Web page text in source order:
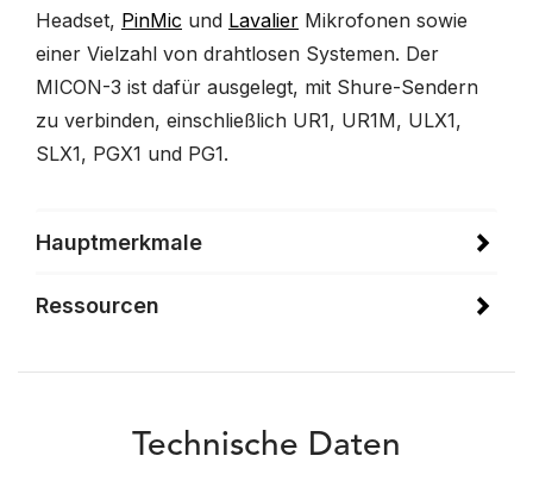
Headset, PinMic und Lavalier Mikrofonen sowie
einer Vielzahl von drahtlosen Systemen. Der
MICON-3 ist dafür ausgelegt, mit Shure-Sendern
zu verbinden, einschließlich UR1, UR1M, ULX1,
SLX1, PGX1 und PG1.
Hauptmerkmale
Ressourcen
Technische Daten